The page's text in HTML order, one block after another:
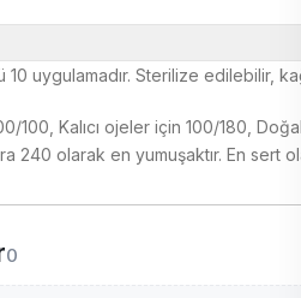
10 uygulamadır. Sterilize edilebilir,
100, Kalıcı ojeler için 100/180,
240 olarak en yumuşaktır. En sert
0